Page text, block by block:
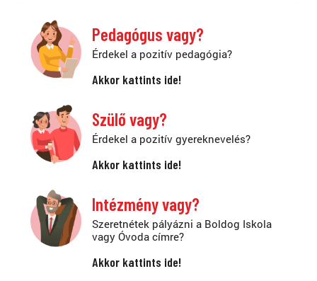
Pedagógus vagy?
Érdekel a pozitív pedagógia?
Akkor kattints ide!
Szülő vagy?
Érdekel a pozitív gyereknevelés?
Akkor kattints ide!
Intézmény vagy?
Szeretnétek pályázni a Boldog Iskola
vagy Óvoda címre?
Akkor kattints ide!